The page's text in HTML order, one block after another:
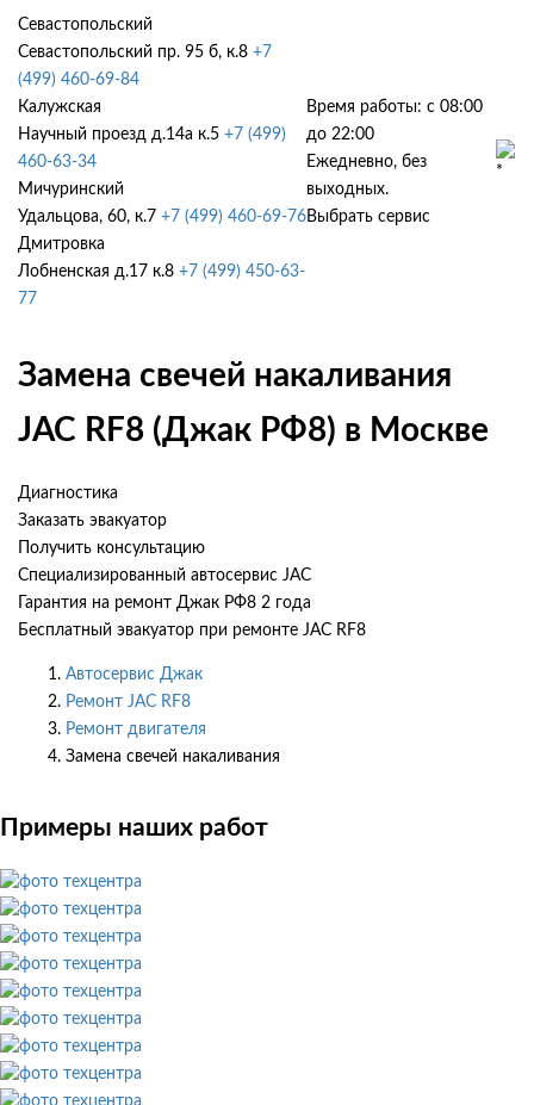
Севастопольский
Севастопольский пр. 95 б, к.8 +7
(499) 460-69-84
Калужская
Научный проезд д.14а к.5 +7 (499)
460-63-34
Мичуринский
Удальцова, 60, к.7 +7 (499) 460-69-76
Дмитровка
Лобненская д.17 к.8 +7 (499) 450-63-
77
Время работы: с 08:00
до 22:00
Ежедневно, без
выходных.
Выбрать сервис
Замена свечей накаливания
JAC RF8 (Джак РФ8) в Москве
Диагностика
Заказать эвакуатор
Получить консультацию
Специализированный автосервис JAC
Гарантия на ремонт Джак РФ8 2 года
Бесплатный эвакуатор при ремонте JAC RF8
Автосервис Джак
Ремонт JAC RF8
Ремонт двигателя
Замена свечей накаливания
Примеры наших работ